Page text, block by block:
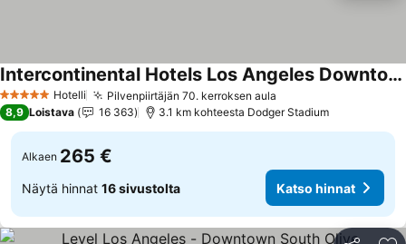
5 Tähtiluokitus
Hotelli Pilvenpiirtäjän 70. kerroksen aula
Intercontinental Hotels Los Angeles Downtown By Ihg
8,9 Loistava 16 363 3.1 km kohteesta Dodger Stadium
Alkaen 265 €
Näytä hinnat 16 sivustolta Katso hinnat